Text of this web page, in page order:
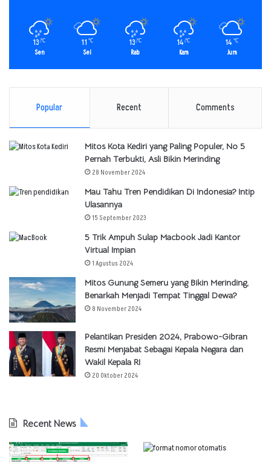
13℃
Sen
11 ℃
Sel
13℃
Rab
14℃
Kam
14℃
Jum
Popular Recent Comments
Mitos Kota Kediri yang Paling Populer, No 5
Pernah Terbukti, Asli Bikin Merinding
28 November 2024
Mau Tahu Tren Pendidikan Di Indonesia? Intip
Ulasannya
15 September 2023
5 Trik Ampuh Sulap Macbook Jadi Kantor
Virtual Impian
1 Agustus 2024
Mitos Gunung Semeru yang Bikin Merinding,
Benarkah Menjadi Tempat Tinggal Dewa?
8 November 2024
Pelantikan Presiden 2024, Prabowo-Gibran
Resmi Menjabat Sebagai Kepala Negara dan
Wakil Kepala RI
20 Oktober 2024
Recent News